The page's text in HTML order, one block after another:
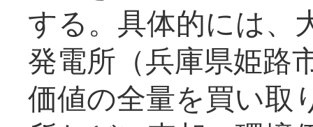
する。具体的には、
発電所（兵庫県姫路
価値の全量を買い取